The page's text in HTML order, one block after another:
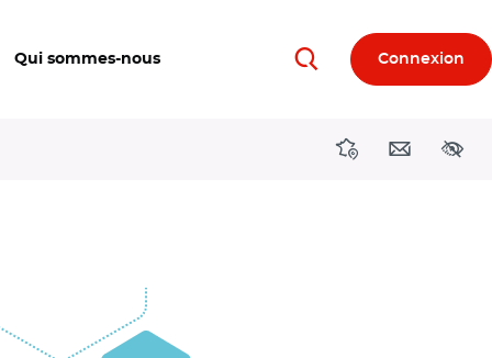
Qui sommes-nous RechercherConnexion
DirectionsContact